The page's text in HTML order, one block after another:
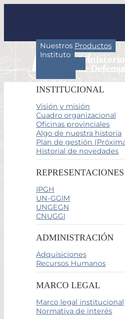
Nuestros Productos
Instituto
INSTITUCIONAL
Visión y misión
Cuadro organizacional
Oficinas provinciales
Algo de nuestra historia
Plan de gestión
Historial de novedades
IPGH
UN-GGIM
UNGEGN
CNUGGI
ADMINISTRACIÓN
Adquisiciones
Recursos Humanos
MARCO LEGAL
Marco legal institucional
Normativa de interés